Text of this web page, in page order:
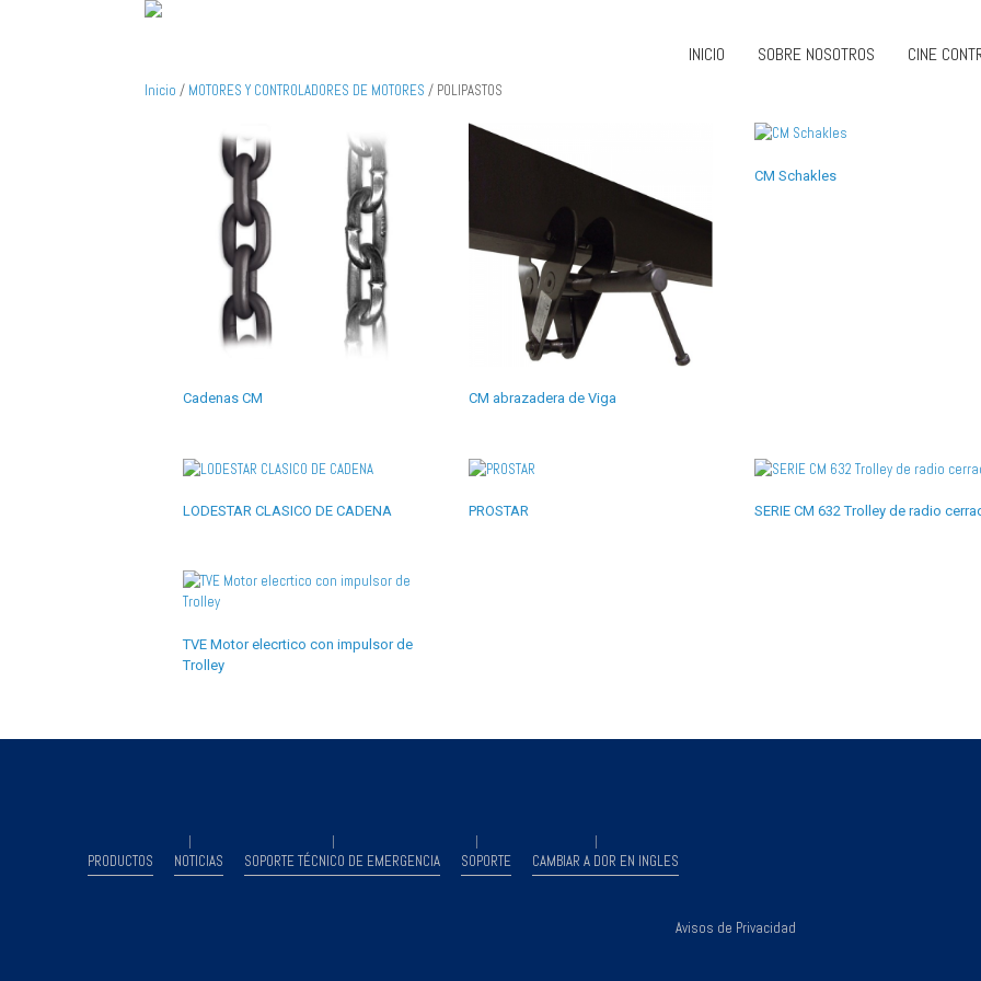
INICIO SOBRE NOSOTROS CINE
Inicio / MOTORES Y CONTROLADORES DE MOTORES / POLIPASTOS
Cadenas CM CM abrazadera de Viga
CM Schakles
LODESTAR CLASICO DE CADENA PROSTAR SERIE CM 632 Trolley de radio
TVE Motor elecrtico con impulsor de
Trolley
PRODUCTOS NOTICIAS SOPORTE TÉCNICO DE EMERGENCIA SOPORTE CAMBIAR A DOR EN INGLES
Avisos de Privacidad